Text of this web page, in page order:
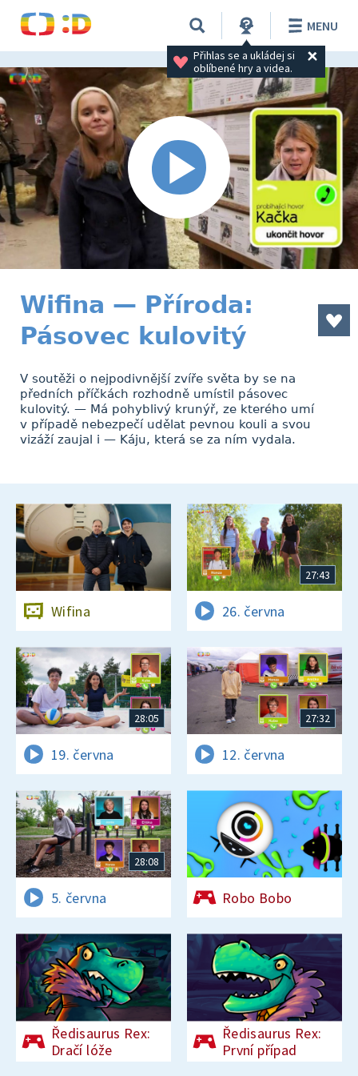
Přihlas se a ukládej si
oblíbené hry a videa.
MENU
Wifina — Příroda:
Pásovec kulovitý
V soutěži o nejpodivnější zvíře světa by se na
předních příčkách rozhodně umístil pásovec
kulovitý. — Má pohyblivý krunýř, ze kterého umí
v případě nebezpečí udělat pevnou kouli a svou
vizáží zaujal i — Káju, která se za ním vydala.
Wifina
27:43
26. června
28:05
19. června
27:32
12. června
28:08
5. června Robo Bobo
Ředisaurus Rex:
Dračí lóže
Ředisaurus Rex:
První případ